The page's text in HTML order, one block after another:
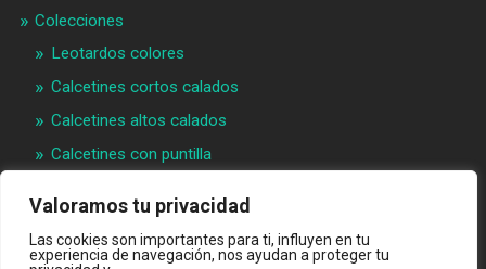
Valoramos tu privacidad
Las cookies son importantes para ti, influyen en tu
experiencia de navegación, nos ayudan a proteger tu
Colecciones
Leotardos colores
Calcetines cortos calados
Calcetines altos calados
Calcetines con puntilla
Materias primeras
Videos